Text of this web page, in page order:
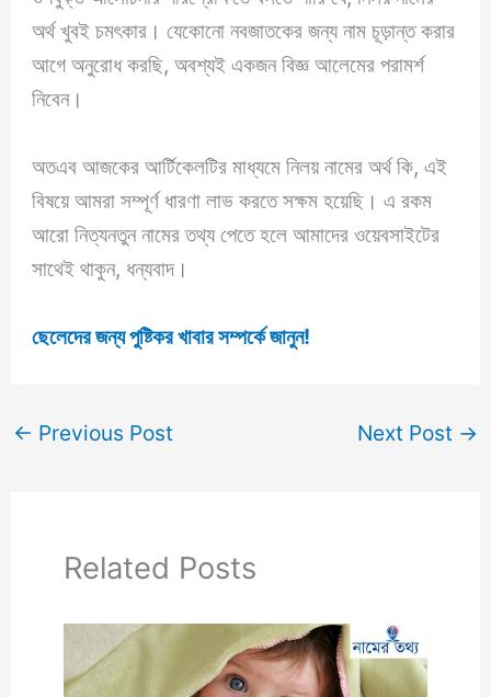
অর্থ খুবই চমৎকার। যেকোনো নবজাতকের জন্য নাম চূড়ান্ত করার
আগে অনুরোধ করছি, অবশ্যই একজন বিজ্ঞ আলেমের পরামর্শ
নিবেন।
অতএব আজকের আর্টিকেলটির মাধ্যমে নিলয় নামের অর্থ কি, এই
বিষয়ে আমরা সম্পূর্ণ ধারণা লাভ করতে সক্ষম হয়েছি। এ রকম
আরো নিত্যনতুন নামের তথ্য পেতে হলে আমাদের ওয়েবসাইটের
সাথেই থাকুন, ধন্যবাদ।
ছেলেদের জন্য পুষ্টিকর খাবার সম্পর্কে জানুন!
← Previous Post Next Post →
Related Posts